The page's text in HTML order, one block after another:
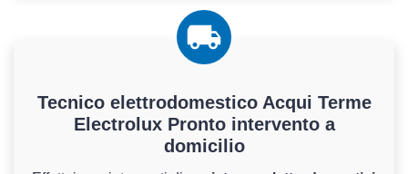
Tecnico elettrodomestico Acqui Terme
Electrolux Pronto intervento a
domicilio